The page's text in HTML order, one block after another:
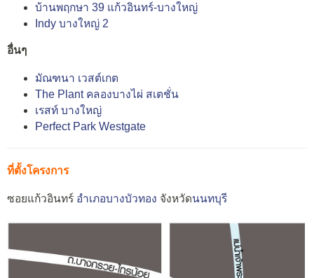
บ้านพฤกษา 39 แก้วอินทร์-บางใหญ่
Indy บางใหญ่ 2
อื่นๆ
มัณฑนา เวสต์เกต
The Plant คลองบางไผ่ สเตชั่น
เรสท์ บางใหญ่
Perfect Park Westgate
ที่ตั้งโครงการ
ซอยแก้วอินทร์ อำเภอบางบัวทอง จังหวัดนนทบุรี